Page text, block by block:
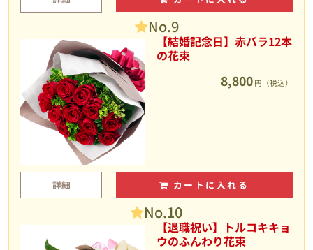
No.9
【結婚記念日】赤バラ12本
の花束
8,800 円（税込）
詳細 カートに入れる
No.10
【退職祝い】トルコキキョ
ウのふんわり花束